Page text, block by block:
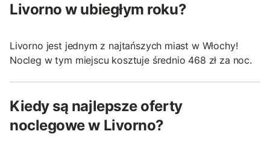
Livorno w ubiegłym roku?
Livorno jest jednym z najtańszych miast w Włochy!
Nocleg w tym miejscu kosztuje średnio 468 zł za noc.
Kiedy są najlepsze oferty
noclegowe w Livorno?